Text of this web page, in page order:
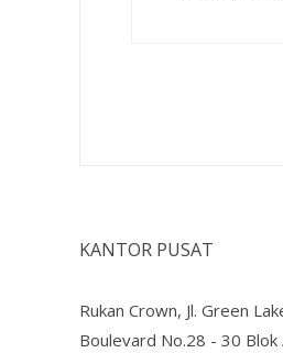
KANTOR PUSAT
Rukan Crown, Jl. Green
Boulevard No.28 - 30 Blok